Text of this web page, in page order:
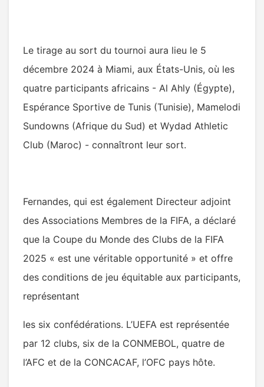
Le tirage au sort du tournoi aura lieu le 5
décembre 2024 à Miami, aux États-Unis, où les
quatre participants africains - Al Ahly (Égypte),
Espérance Sportive de Tunis (Tunisie), Mamelodi
Sundowns (Afrique du Sud) et Wydad Athletic
Club (Maroc) - connaîtront leur sort.
Fernandes, qui est également Directeur adjoint
des Associations Membres de la FIFA, a déclaré
que la Coupe du Monde des Clubs de la FIFA
2025 « est une véritable opportunité » et offre
des conditions de jeu équitable aux participants,
représentant
les six confédérations. L’UEFA est représentée
par 12 clubs, six de la CONMEBOL, quatre de
l’AFC et de la CONCACAF, l’OFC pays hôte.